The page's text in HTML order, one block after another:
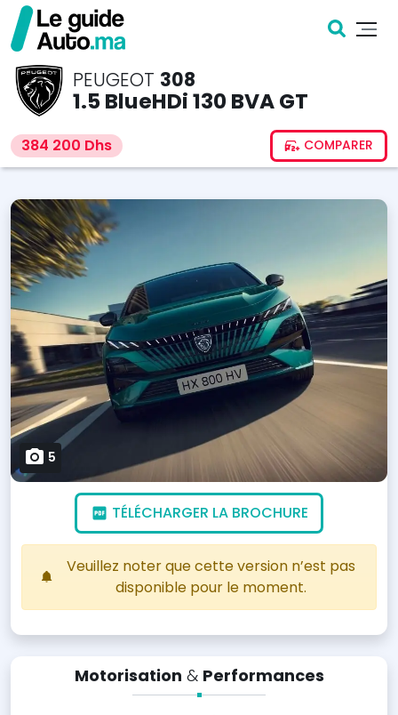
PEUGEOT 308
1.5 BlueHDi 130 BVA GT
384 200 Dhs COMPARER
Motorisation & Performances
5
TÉLÉCHARGER LA BROCHURE
Veuillez noter que cette version n’est pas
disponible pour le moment.